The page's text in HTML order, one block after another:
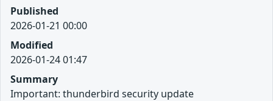
Published
2026-01-21 00:00
Modified
2026-01-24 01:47
Summary
Important: thunderbird security update